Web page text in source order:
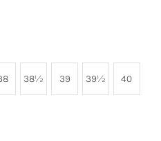
38½ 39 39½ 40